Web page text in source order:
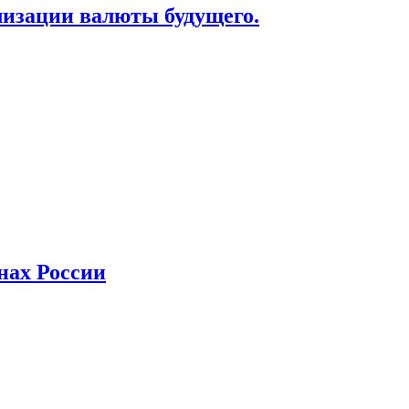
валюты будущего.
России